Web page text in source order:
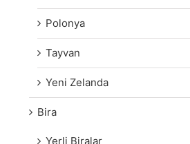
Polonya
Tayvan
Yeni Zelanda
Bira
Yerli Biralar